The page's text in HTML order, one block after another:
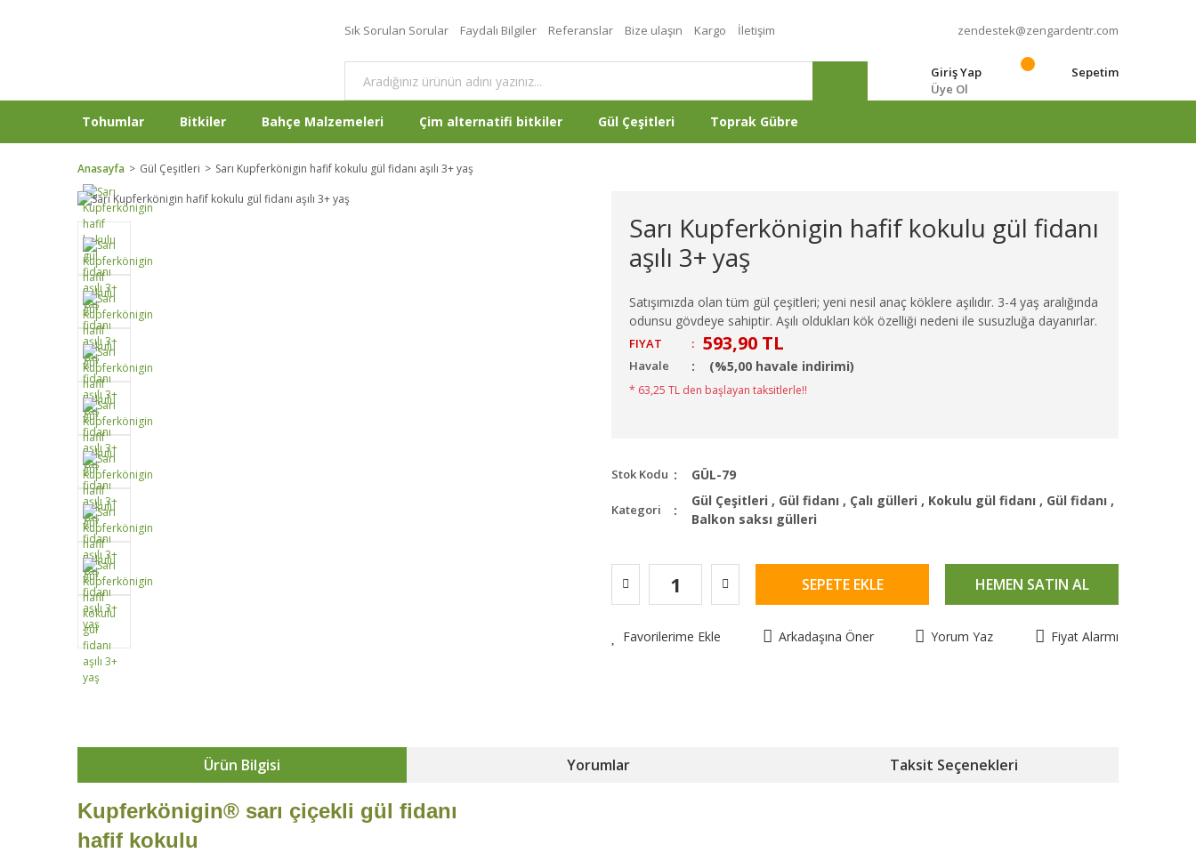
Sık Sorulan Sorular Faydalı Bilgiler Referanslar Bize ulaşın Kargo İletişim zendestek@zengardentr.com
Giriş Yap
Üye Ol
Sepetim
Tohumlar Bitkiler Bahçe Malzemeleri Çim alternatifi bitkiler Gül Çeşitleri Toprak Gübre
Anasayfa Gül Çeşitleri Sarı Kupferkönigin hafif kokulu gül fidanı aşılı 3+ yaş
Sarı Kupferkönigin hafif kokulu gül fidanı
aşılı 3+ yaş
Satışımızda olan tüm gül çeşitleri; yeni nesil anaç köklere aşılıdır. 3-4 yaş aralığında
odunsu gövdeye sahiptir. Aşılı oldukları kök özelliği nedeni ile susuzluğa dayanırlar.
FIYAT : 593,90 TL
Havale (%5,00 havale indirimi)
* 63,25 TL den başlayan taksitlerle!!
Stok Kodu GÜL-79
Kategori
Gül Çeşitleri , Gül fidanı , Çalı gülleri , Kokulu gül fidanı , Gül fidanı ,
Balkon saksı gülleri
SEPETE EKLE HEMEN SATIN AL
Favorilerime Ekle Arkadaşına Öner Yorum Yaz Fiyat Alarmı
Ürün Bilgisi Yorumlar Taksit Seçenekleri
Kupferkönigin® sarı çiçekli gül fidanı
hafif kokulu